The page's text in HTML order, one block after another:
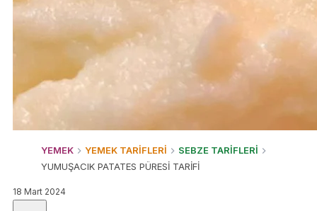
YEMEK YEMEK TARİFLERİ
SEBZE TARİFLERİ
YUMUŞACIK PATATES PÜRESİ TARİFİ
18 Mart 2024